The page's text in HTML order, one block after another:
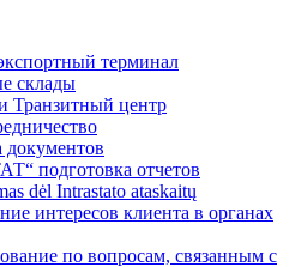
терминал
склады
Транзитный центр
документов
подготовка отчетов
dėl Intrastato ataskaitų
интересов клиента в органах
по вопросам, связанным с